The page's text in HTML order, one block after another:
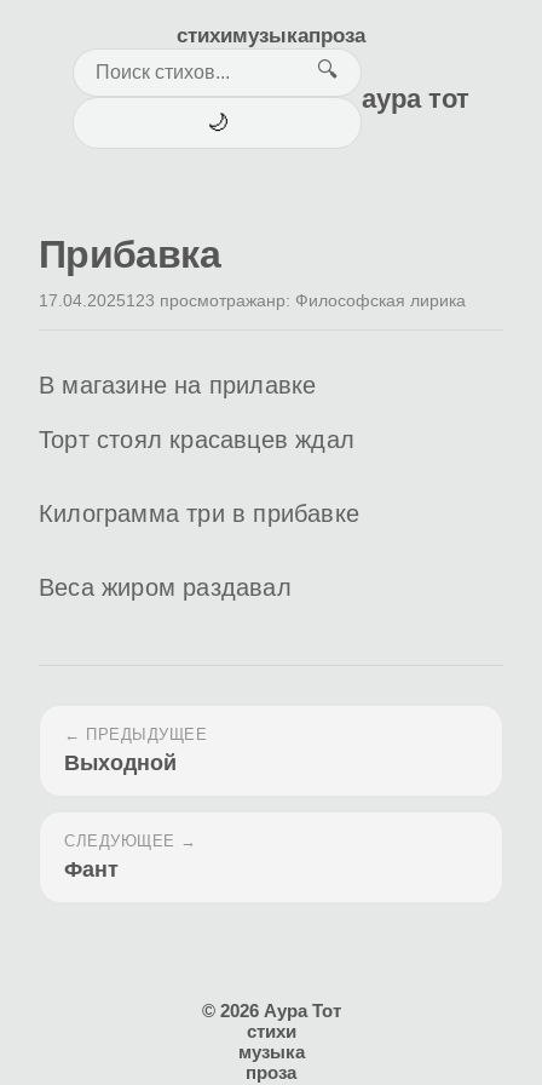
стихимузыкапроза
🔍
🌙
аура тот
Прибавка
17.04.2025123 просмотражанр: Философская лирика
В магазине на прилавке
Торт стоял красавцев ждал
Килограмма три в прибавке
Веса жиром раздавал
← ПРЕДЫДУЩЕЕ
Выходной
СЛЕДУЮЩЕЕ →
Фант
© 2026 Аура Тот
стихи
музыка
проза